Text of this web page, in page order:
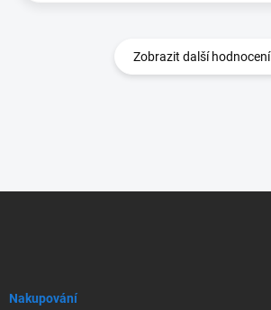
Zobrazit další hodnocení
Nakupování